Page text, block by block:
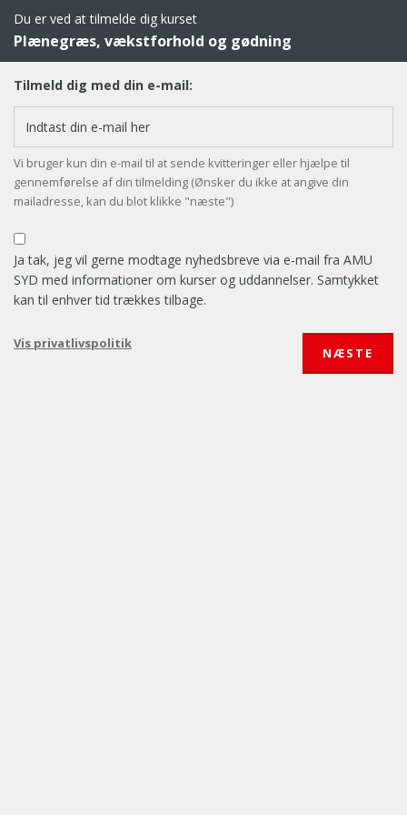
Du er ved at tilmelde dig kurset
Plænegræs, vækstforhold og gødning
Tilmeld dig med din e-mail:
Vi bruger kun din e-mail til at sende kvitteringer eller hjælpe til
gennemførelse af din tilmelding (Ønsker du ikke at angive din
mailadresse, kan du blot klikke "næste")
Ja tak, jeg vil gerne modtage nyhedsbreve via e-mail fra AMU
SYD med informationer om kurser og uddannelser. Samtykket
kan til enhver tid trækkes tilbage.
Vis privatlivspolitik